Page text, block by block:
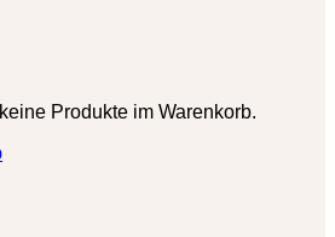
Produkte im Warenkorb.